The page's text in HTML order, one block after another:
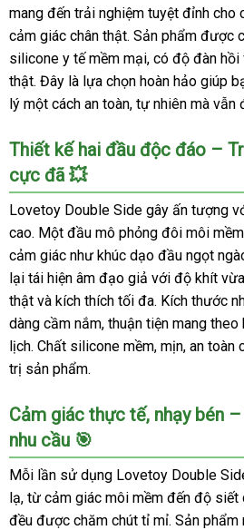
mang đến trải nghiệm tuyệt đỉnh cho
cảm giác chân thật. Sản phẩm được
silicone y tế mềm mại, có độ đàn hồi
thật. Đây là lựa chọn hoàn hảo giúp
lý một cách an toàn, tự nhiên mà vẫn
Thiết kế hai đầu độc đáo –
cực đã 💥
Lovetoy Double Side gây ấn tượng
cao. Một đầu mô phỏng đôi môi
cảm giác như khúc dạo đầu ngọt
lại tái hiện âm đạo giả với độ khít
thật và kích thích tối đa. Kích thước
dàng cầm nắm, thuận tiện mang
lịch. Chất silicone mềm, mịn, an toàn
trị sản phẩm.
Cảm giác thực tế, nhạy bén
nhu cầu 🎯
Mỗi lần sử dụng Lovetoy Double
lạ, từ cảm giác môi mềm đến độ
đều được chăm chút tỉ mỉ. Sản